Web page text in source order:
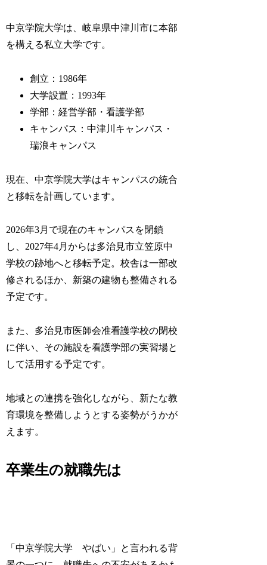
中京学院大学は、岐阜県中津川市に本部
を構える私立大学です。
創立：1986年
大学設置：1993年
学部：経営学部・看護学部
キャンパス：中津川キャンパス・
瑞浪キャンパス
現在、中京学院大学はキャンパスの統合
と移転を計画しています。
2026年3月で現在のキャンパスを閉鎖
し、2027年4月からは多治見市立笠原中
学校の跡地へと移転予定。校舎は一部改
修されるほか、新築の建物も整備される
予定です。
また、多治見市医師会准看護学校の閉校
に伴い、その施設を看護学部の実習場と
して活用する予定です。
地域との連携を強化しながら、新たな教
育環境を整備しようとする姿勢がうかが
えます。
卒業生の就職先は
「中京学院大学 やばい」と言われる背